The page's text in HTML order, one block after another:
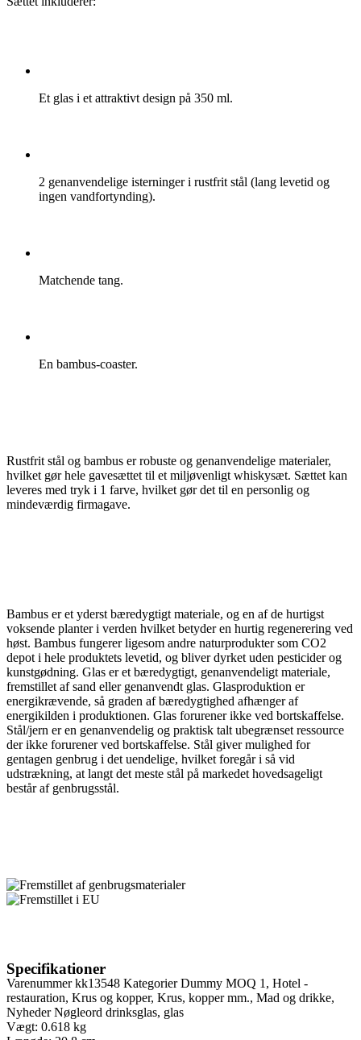
Et glas i et attraktivt design på 350 ml.
2 genanvendelige isterninger i rustfrit stål (lang levetid og
ingen vandfortynding).
Matchende tang.
En bambus-coaster.
Rustfrit stål og bambus er robuste og genanvendelige materialer,
hvilket gør hele gavesættet til et miljøvenligt whiskysæt. Sættet kan
leveres med tryk i 1 farve, hvilket gør det til en personlig og
mindeværdig firmagave.
Bambus er et yderst bæredygtigt materiale, og en af de hurtigst
voksende planter i verden hvilket betyder en hurtig regenerering ved
høst. Bambus fungerer ligesom andre naturprodukter som CO2
depot i hele produktets levetid, og bliver dyrket uden pesticider og
kunstgødning. Glas er et bæredygtigt, genanvendeligt materiale,
fremstillet af sand eller genanvendt glas. Glasproduktion er
energikrævende, så graden af bæredygtighed afhænger af
energikilden i produktionen. Glas forurener ikke ved bortskaffelse.
Stål/jern er en genanvendelig og praktisk talt ubegrænset ressource
der ikke forurener ved bortskaffelse. Stål giver mulighed for
gentagen genbrug i det uendelige, hvilket foregår i så vid
udstrækning, at langt det meste stål på markedet hovedsageligt
består af genbrugsstål.
Specifikationer
Varenummerkk13548 Kategorier Dummy MOQ 1 , Hotel -
restauration, Krus og kopper, Krus, kopper mm., Mad og drikke,
Nyheder Nøgleord drinksglas, glas
Vægt: 0.618 kg